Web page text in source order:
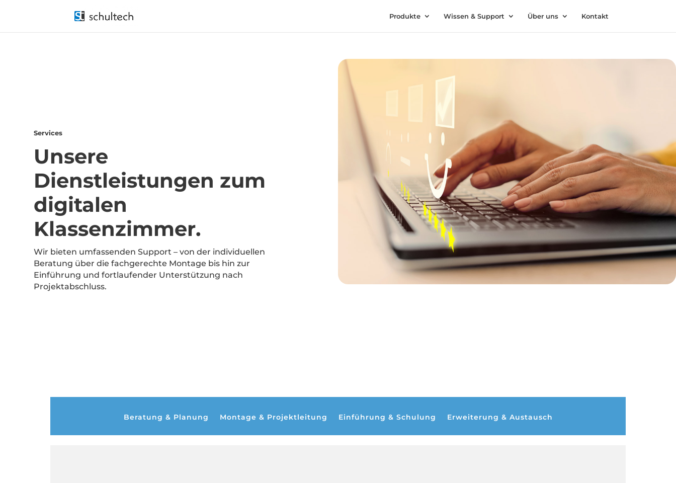
Produkte Wissen & Support Über uns Kontakt
Services
Unsere
Dienstleistungen zum
digitalen
Klassenzimmer.
Wir bieten umfassenden Support – von der individuellen
Beratung über die fachgerechte Montage bis hin zur
Einführung und fortlaufender Unterstützung nach
Projektabschluss.
Beratung & Planung Montage & Projektleitung Einführung & Schulung Erweiterung & Austausch